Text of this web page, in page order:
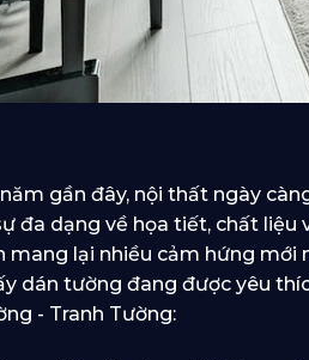
gần đây, nội thất ngày
đa dạng về họa tiết, chất
mang lại nhiều cảm hứng
dán tường đang được yêu
- Tranh Tường: